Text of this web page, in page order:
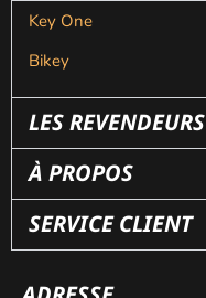
Key One
Bikey
LES REVENDEURS
À PROPOS
SERVICE CLIENT